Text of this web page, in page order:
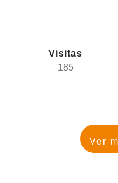
Visitas
185